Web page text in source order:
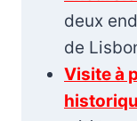
deux
de
Visite à